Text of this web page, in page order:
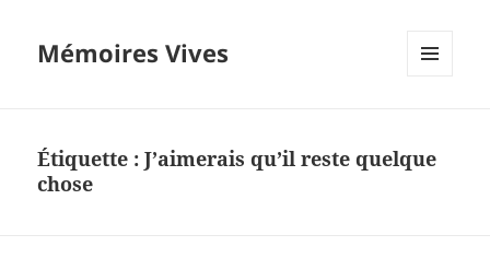
Mémoires Vives
Étiquette :J’aimerais qu’il reste quelque
chose